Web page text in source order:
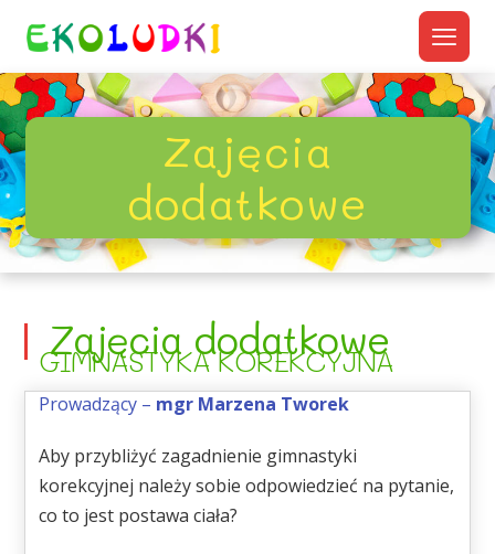
Zajęcia
dodatkowe
Zajęcia dodatkowe
GIMNASTYKA KOREKCYJNA
Prowadzący – mgr Marzena Tworek
Aby przybliżyć zagadnienie gimnastyki
korekcyjnej należy sobie odpowiedzieć na pytanie,
co to jest postawa ciała?